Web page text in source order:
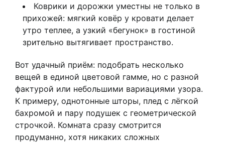
Коврики и дорожки уместны не только в
прихожей: мягкий ковёр у кровати делает
утро теплее, а узкий «бегунок» в гостиной
зрительно вытягивает пространство.
Вот удачный приём: подобрать несколько
вещей в единой цветовой гамме, но с разной
фактурой или небольшими вариациями узора.
К примеру, однотонные шторы, плед с лёгкой
бахромой и пару подушек с геометрической
строчкой. Комната сразу смотрится
продуманно, хотя никаких сложных